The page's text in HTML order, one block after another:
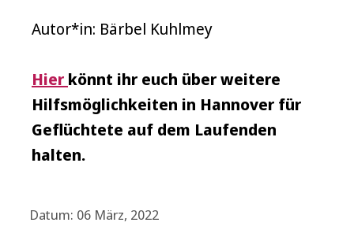
Autor*in: Bärbel Kuhlmey
Hier könnt ihr euch über weitere
Hilfsmöglichkeiten in Hannover für
Geflüchtete auf dem Laufenden
halten.
Datum: 06 März, 2022